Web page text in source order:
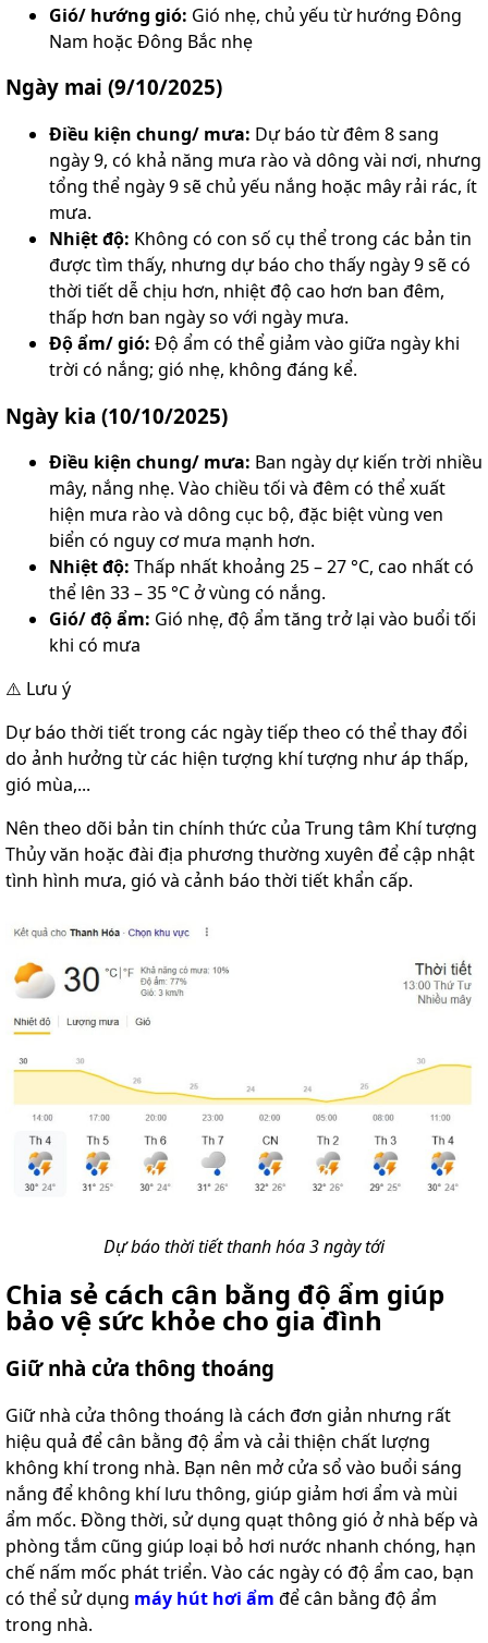
Gió/ hướng gió: Gió nhẹ, chủ yếu từ hướng Đông
Nam hoặc Đông Bắc nhẹ
Ngày mai (9/10/2025)
Điều kiện chung/ mưa: Dự báo từ đêm 8 sang
ngày 9, có khả năng mưa rào và dông vài nơi, nhưng
tổng thể ngày 9 sẽ chủ yếu nắng hoặc mây rải rác, ít
mưa.
Nhiệt độ: Không có con số cụ thể trong các bản tin
được tìm thấy, nhưng dự báo cho thấy ngày 9 sẽ có
thời tiết dễ chịu hơn, nhiệt độ cao hơn ban đêm,
thấp hơn ban ngày so với ngày mưa.
Độ ẩm/ gió: Độ ẩm có thể giảm vào giữa ngày khi
trời có nắng; gió nhẹ, không đáng kể.
Ngày kia (10/10/2025)
Điều kiện chung/ mưa: Ban ngày dự kiến trời nhiều
mây, nắng nhẹ. Vào chiều tối và đêm có thể xuất
hiện mưa rào và dông cục bộ, đặc biệt vùng ven
biển có nguy cơ mưa mạnh hơn.
Nhiệt độ: Thấp nhất khoảng 25 – 27 °C, cao nhất có
thể lên 33 – 35 °C ở vùng có nắng.
Gió/ độ ẩm: Gió nhẹ, độ ẩm tăng trở lại vào buổi tối
khi có mưa
⚠️ Lưu ý
Dự báo thời tiết trong các ngày tiếp theo có thể thay đổi
do ảnh hưởng từ các hiện tượng khí tượng như áp thấp,
gió mùa,...
Nên theo dõi bản tin chính thức của Trung tâm Khí tượng
Thủy văn hoặc đài địa phương thường xuyên để cập nhật
tình hình mưa, gió và cảnh báo thời tiết khẩn cấp.
Dự báo thời tiết thanh hóa 3 ngày tới​
Chia sẻ cách cân bằng độ ẩm giúp
bảo vệ sức khỏe cho gia đình
Giữ nhà cửa thông thoáng
Giữ nhà cửa thông thoáng là cách đơn giản nhưng rất
hiệu quả để cân bằng độ ẩm và cải thiện chất lượng
không khí trong nhà. Bạn nên mở cửa sổ vào buổi sáng
nắng để không khí lưu thông, giúp giảm hơi ẩm và mùi
ẩm mốc. Đồng thời, sử dụng quạt thông gió ở nhà bếp và
phòng tắm cũng giúp loại bỏ hơi nước nhanh chóng, hạn
chế nấm mốc phát triển. Vào các ngày có độ ẩm cao, bạn
có thể sử dụng máy hút hơi ẩm để cân bằng độ ẩm
trong nhà.